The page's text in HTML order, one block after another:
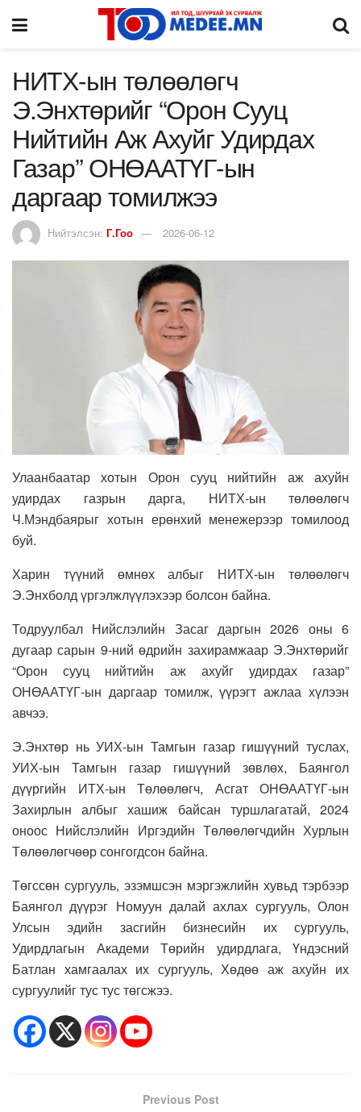
НИТХ-ын төлөөлөгч
Э.Энхтөрийг “Орон Сууц
Нийтийн Аж Ахуйг Удирдах
Газар” ОНӨААТҮГ-ын
даргаар томилжээ
Нийтэлсэн: Г.Гоо 2026-06-12
Улаанбаатар хотын Орон сууц нийтийн аж ахуйн
удирдах газрын дарга, НИТХ-ын төлөөлөгч
Ч.Мэндбаярыг хотын ерөнхий менежерээр томилоод
буй.
Харин түүний өмнөх албыг НИТХ-ын төлөөлөгч
Э.Энхболд үргэлжлүүлэхээр болсон байна.
Тодруулбал Нийслэлийн Засаг даргын 2026 оны 6
дугаар сарын 9-ний өдрийн захирамжаар Э.Энхтөрийг
“Орон сууц нийтийн аж ахуйг удирдах газар”
ОНӨААТҮГ-ын даргаар томилж, үүрэгт ажлаа хүлээн
авчээ.
Э.Энхтөр нь УИХ-ын Тамгын газар гишүүний туслах,
УИХ-ын Тамгын газар гишүүний зөвлөх, Баянгол
дүүргийн ИТХ-ын Төлөөлөгч, Асгат ОНӨААТҮГ-ын
Захирлын албыг хашиж байсан туршлагатай, 2024
оноос Нийслэлийн Иргэдийн Төлөөлөгчдийн Хурлын
Төлөөлөгчөөр сонгогдсон байна.
Төгссөн сургууль, эзэмшсэн мэргэжлийн хувьд тэрбээр
Баянгол дүүрэг Номуун далай ахлах сургууль, Олон
Улсын эдийн засгийн бизнесийн их сургууль,
Удирдлагын Академи Төрийн удирдлага, Үндэсний
Батлан хамгаалах их сургууль, Хөдөө аж ахуйн их
сургуулийг тус тус төгсжээ.
Previous Post